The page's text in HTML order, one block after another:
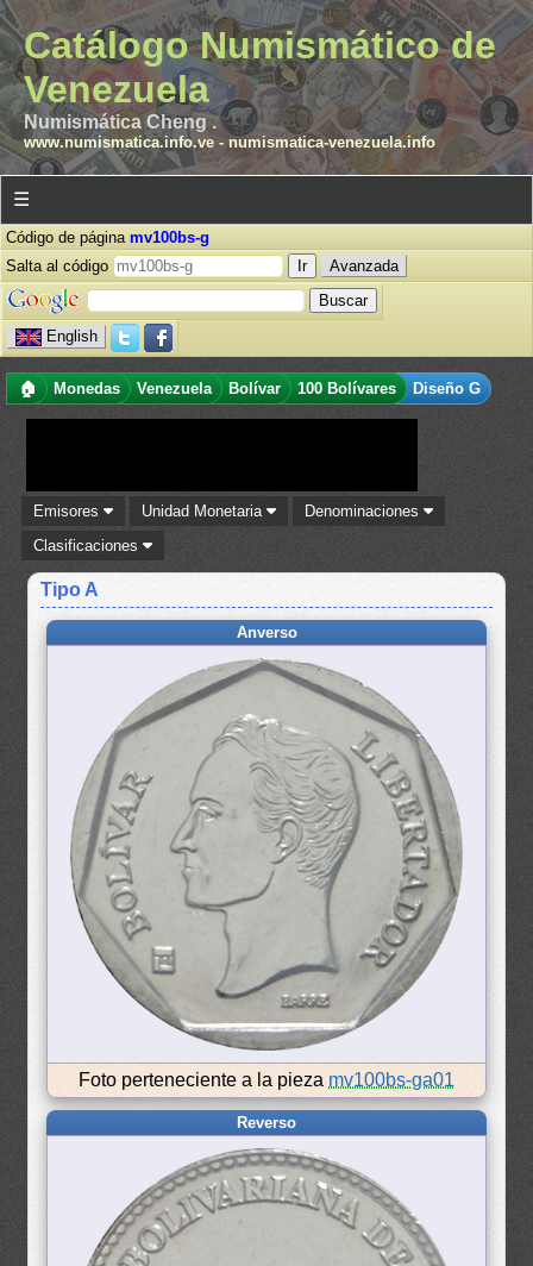
Catálogo Numismático de
Venezuela
Numismática Cheng .
www.numismatica.info.ve- numismatica-venezuela.info
☰
Código de página mv100bs-g
Salta al código
Avanzada
English
🏠 Monedas Venezuela Bolívar 100 Bolívares Diseño G
Emisores Unidad Monetaria
Denominaciones
Clasificaciones
Tipo A
Anverso
Foto perteneciente a la pieza mv100bs-ga01
Reverso